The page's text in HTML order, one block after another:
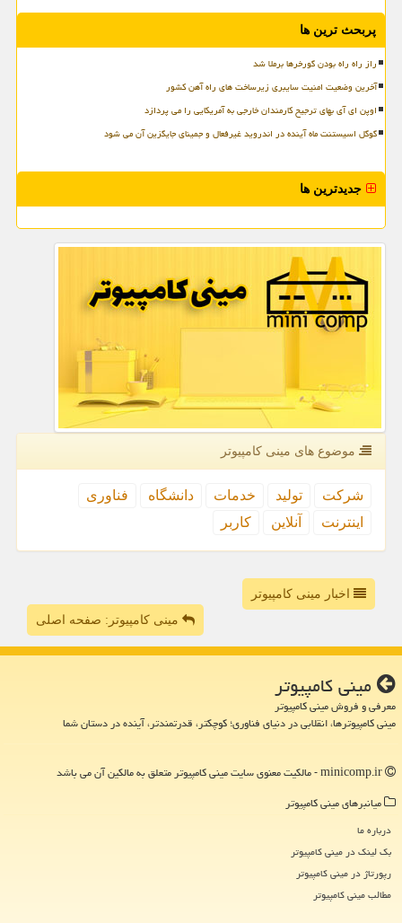
پربحث ترین ها
راز راه راه بودن گورخرها برملا شد
آخرین وضعیت امنیت سایبری زیرساخت های راه آهن کشور
اوپن ای آی بهای ترجیح کارمندان خارجی به آمریکایی را می پردازد
گوگل اسیستنت ماه آینده در اندروید غیرفعال و جمینای جایگزین آن می شود
جدیدترین ها
موضوع های مینی كامپیوتر
شركت تولید خدمات دانشگاه
فناوری
اینترنت
آنلاین كاربر
اخبار مینی کامپیوتر
مینی کامپیوتر: صفحه اصلی
مینی كامپیوتر
معرفی و فروش مینی کامپیوتر
مینی کامپیوترها، انقلابی در دنیای فناوری؛ کوچکتر، قدرتمندتر، آینده در دستان شما
میانبرهای مینی كامپیوتر
درباره ما
بک لینک در مینی كامپیوتر
رپورتاژ در مینی كامپیوتر
مطالب مینی كامپیوتر